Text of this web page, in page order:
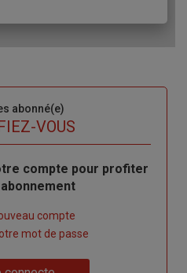
abonné(e)
VOUS
compte pour profiter
compte
mot de passe